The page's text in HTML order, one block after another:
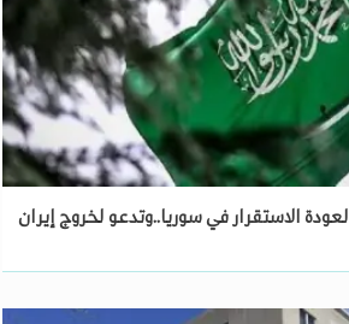
الاستقرار في سوريا..وتدعو لخروج إيران